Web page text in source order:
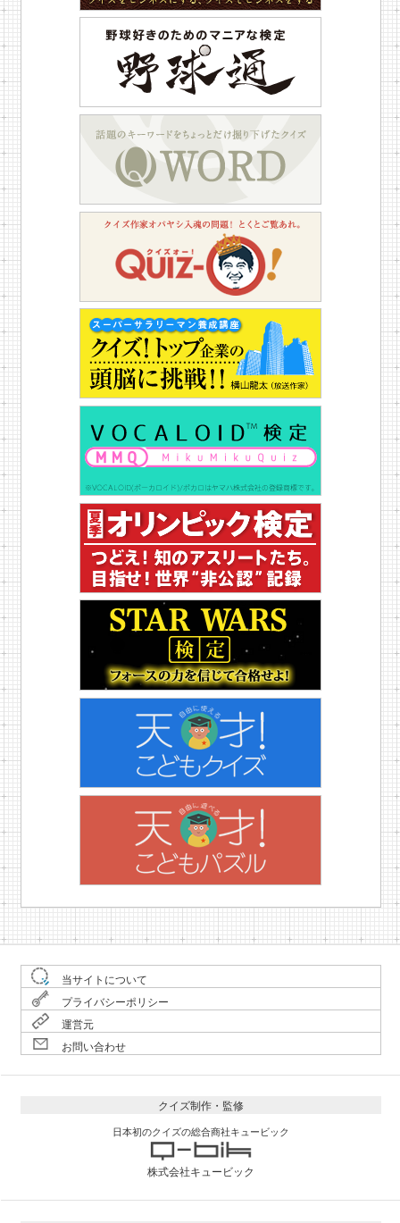
当サイトについて
プライバシーポリシー
運営元
お問い合わせ
クイズ制作・監修
日本初のクイズの総合商社キュービック
株式会社キュービック